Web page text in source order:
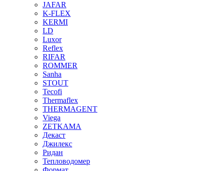
JAFAR
K-FLEX
KERMI
LD
Luxor
Reflex
RIFAR
ROMMER
Sanha
STOUT
Tecofi
Thermaflex
THERMAGENT
Viega
ZETKAMA
Декаст
Джилекс
Ридан
Тепловодомер